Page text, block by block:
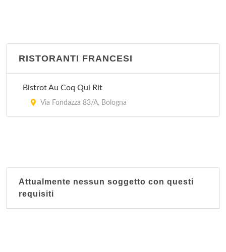
RISTORANTI FRANCESI
Bistrot Au Coq Qui Rit
Via Fondazza 83/A, Bologna
Attualmente nessun soggetto con questi
requisiti